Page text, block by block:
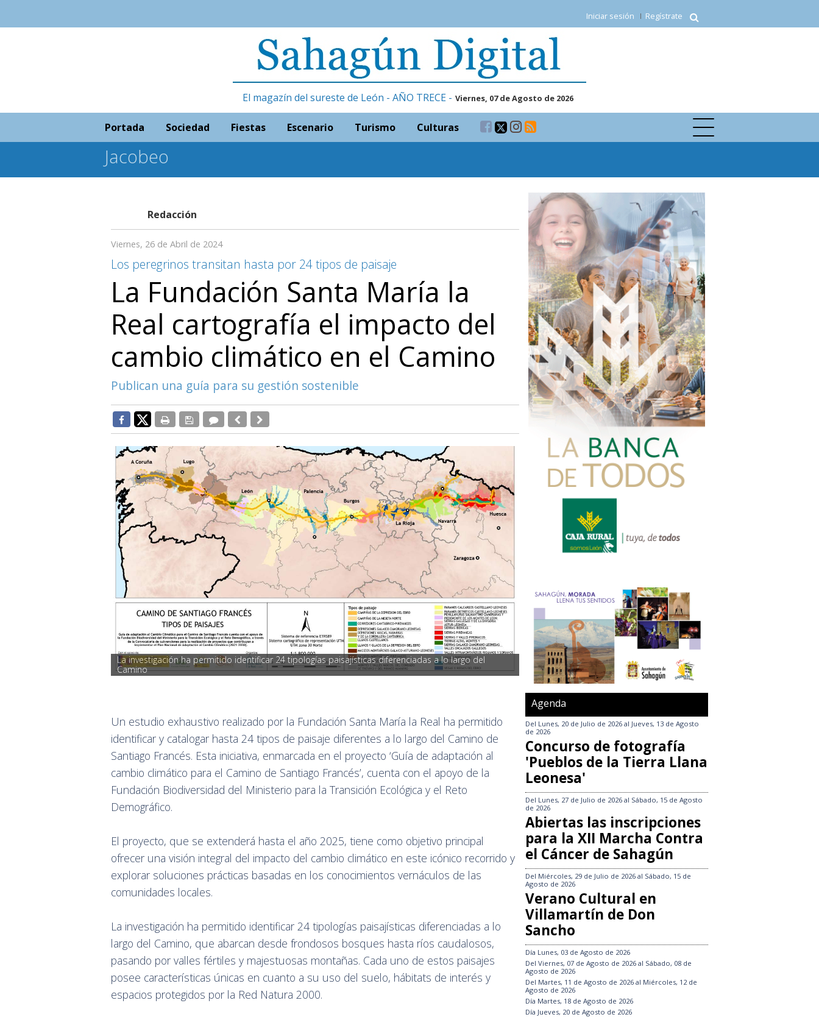
Iniciar sesión Regístrate
El magazín del sureste de León - AÑO TRECE - Viernes, 07 de Agosto de 2026
Portada Sociedad Fiestas Escenario Turismo Culturas
Jacobeo
Redacción
Viernes, 26 de Abril de 2024
Los peregrinos transitan hasta por 24 tipos de paisaje
La Fundación Santa María la
Real cartografía el impacto del
cambio climático en el Camino
Publican una guía para su gestión sostenible
La investigación ha permitido identificar 24 tipologías paisajísticas diferenciadas a lo largo del
Camino
Un estudio exhaustivo realizado por la Fundación Santa María la Real ha permitido
identificar y catalogar hasta 24 tipos de paisaje diferentes a lo largo del Camino de
Santiago Francés. Esta iniciativa, enmarcada en el proyecto ‘Guía de adaptación al
cambio climático para el Camino de Santiago Francés’, cuenta con el apoyo de la
Fundación Biodiversidad del Ministerio para la Transición Ecológica y el Reto
Demográfico.
El proyecto, que se extenderá hasta el año 2025, tiene como objetivo principal
ofrecer una visión integral del impacto del cambio climático en este icónico recorrido y
explorar soluciones prácticas basadas en los conocimientos vernáculos de las
comunidades locales.
La investigación ha permitido identificar 24 tipologías paisajísticas diferenciadas a lo
largo del Camino, que abarcan desde frondosos bosques hasta ríos caudalosos,
pasando por valles fértiles y majestuosas montañas. Cada uno de estos paisajes
posee características únicas en cuanto a su uso del suelo, hábitats de interés y
espacios protegidos por la Red Natura 2000.
Agenda
Del Lunes, 20 de Julio de 2026 al Jueves, 13 de Agosto
de 2026
Concurso de fotografía
'Pueblos de la Tierra Llana
Leonesa'
Del Lunes, 27 de Julio de 2026 al Sábado, 15 de Agosto
de 2026
Abiertas las inscripciones
para la XII Marcha Contra
el Cáncer de Sahagún
Del Miércoles, 29 de Julio de 2026 al Sábado, 15 de
Agosto de 2026
Verano Cultural en
Villamartín de Don
Sancho
Día Lunes, 03 de Agosto de 2026
Del Viernes, 07 de Agosto de 2026 al Sábado, 08 de
Agosto de 2026
Del Martes, 11 de Agosto de 2026 al Miércoles, 12 de
Agosto de 2026
Día Martes, 18 de Agosto de 2026
Día Jueves, 20 de Agosto de 2026